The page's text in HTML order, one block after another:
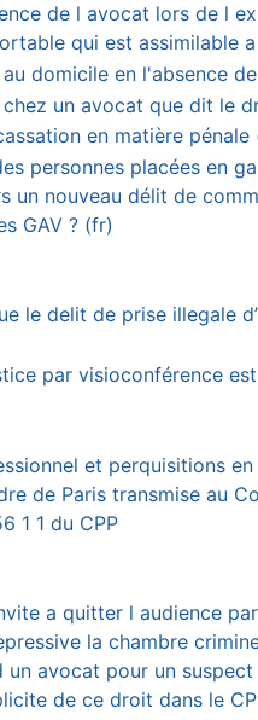
de l avocat lors de l
qui est assimilable
domicile en l'absence
un avocat que dit le
en matière pénale
personnes placées en
un nouveau délit de
GAV ? (fr)
le delit de prise illegale
par visioconférence
et perquisitions
de Paris transmise au
1 1 du CPP
a quitter l audience
la chambre
un avocat pour un
de ce droit dans le